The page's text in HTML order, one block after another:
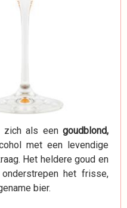
zich als een goudblond,
met een levendige
Het heldere goud en
het frisse,
bier.